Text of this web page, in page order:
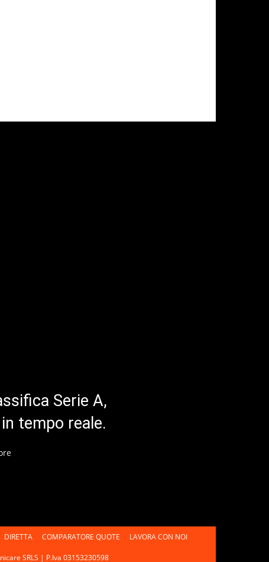
Serie A,
tempo reale.
DIRETTA COMPARATORE QUOTE LAVORA CON NOI
SRLS | P.Iva 03153230598